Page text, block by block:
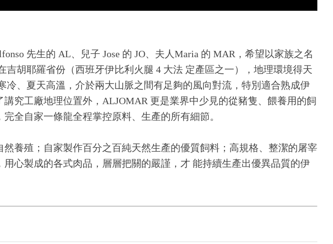
先生的 AL、兒子 Jose 的 JO、夫人Maria 的 MAR，希望以家族之名
吉胡耶羅省份（西班牙伊比利火腿 4 大法 定產區之一），地理環境得天
冷、夏天高溫，介於兩大山脈之間有足夠的風向對流，特別適合熟成伊
究工廠地理位置外，ALJOMAR 更是業界中少見的從豬隻、餵養用的飼
全自家一條龍全程掌控原料、生產的所有細節。
養殖；自家製作百分之百純天然生產的優質飼料；高規格、整潔的屠宰
心製成的各式肉品，層層把關的嚴謹，才 能持續生產出優異品質的伊